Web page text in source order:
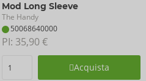
Mod Long Sleeve
The Handy
50068640000
PI: 35,90 €
Acquista